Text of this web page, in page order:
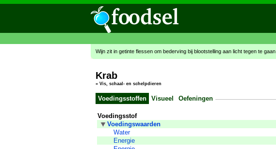
Wijn zit in getinte flessen om bederving bij blootstelling aan licht tegen te gaan
Krab
» Vis, schaal- en schelpdieren
Voedingsstoffen Visueel Oefeningen
Voedingsstof
Voedingswaarden
Water
Energie